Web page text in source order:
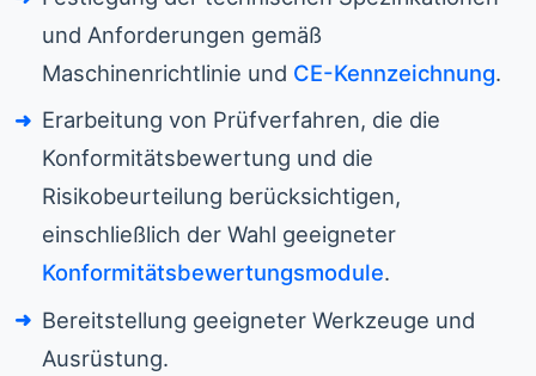
und Anforderungen gemäß
Maschinenrichtlinie und CE-Kennzeichnung.
Erarbeitung von Prüfverfahren, die die
Konformitätsbewertung und die
Risikobeurteilung berücksichtigen,
einschließlich der Wahl geeigneter
Konformitätsbewertungsmodule.
Bereitstellung geeigneter Werkzeuge und
Ausrüstung.